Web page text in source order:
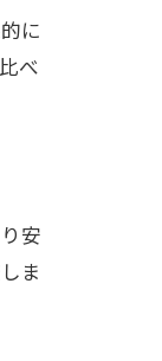
に
べ
安
ま